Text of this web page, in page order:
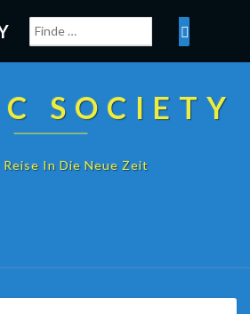
SOCIETY
Reise In Die Neue Zeit